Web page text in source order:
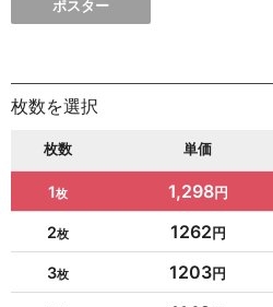
ポスター
枚数を選択
枚数 単価
1 1,298
2 1262
3 1203